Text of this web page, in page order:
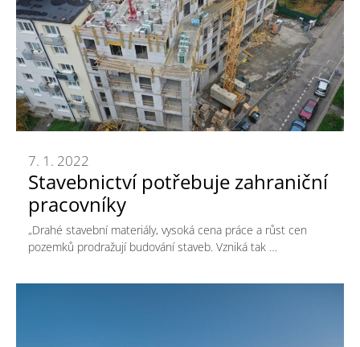
Stavebnictví potřebuje zahraniční
pracovníky
7. 1. 2022
„Drahé stavební materiály, vysoká cena práce a růst cen
pozemků prodražují budování staveb. Vzniká tak …